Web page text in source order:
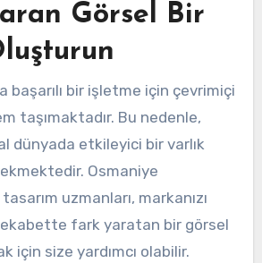
Görsel Bir
başarılı bir işletme için çevrimiçi
taşımaktadır. Bu nedenle,
dünyada etkileyici bir varlık
Osmaniye
uzmanları, markanızı
fark yaratan bir görsel
için size yardımcı olabilir.